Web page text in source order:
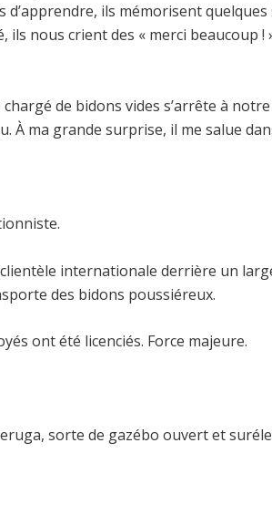
ils mémorisent
ils nous crient des « merci
de bidons vides s’arrête à
À ma grande surprise, il me salue
internationale derrière un
des bidons poussiéreux.
ont été licenciés. Force majeure.
sorte de gazébo ouvert et